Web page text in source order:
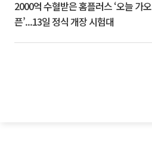
2000억 수혈받은 홈플러스 ‘오늘 가오
픈’...13일 정식 개장 시험대